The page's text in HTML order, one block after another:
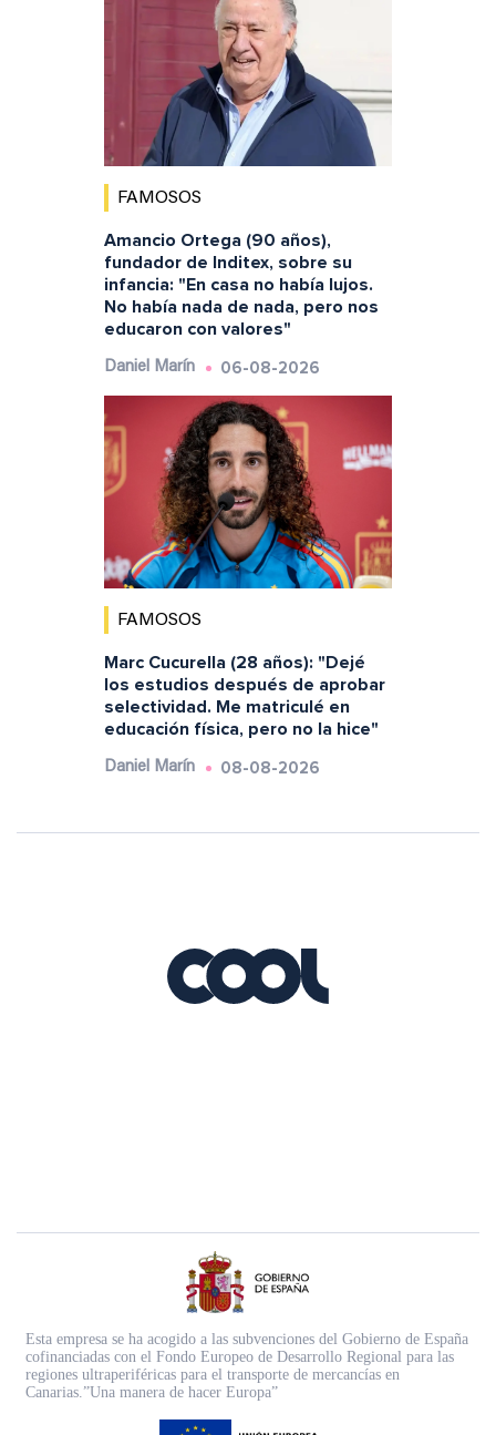
FAMOSOS
Amancio Ortega (90 años),
fundador de Inditex, sobre su
infancia: "En casa no había lujos.
No había nada de nada, pero nos
educaron con valores"
Daniel Marín 06-08-2026
FAMOSOS
Marc Cucurella (28 años): "Dejé
los estudios después de aprobar
selectividad. Me matriculé en
educación física, pero no la hice"
Daniel Marín 08-08-2026
Esta empresa se ha acogido a las subvenciones del Gobierno de España
cofinanciadas con el Fondo Europeo de Desarrollo Regional para las
regiones ultraperiféricas para el transporte de mercancías en
Canarias.”Una manera de hacer Europa”